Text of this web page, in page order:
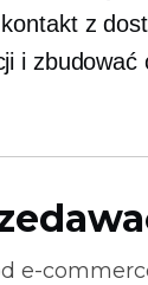
z
i zbudować
e-